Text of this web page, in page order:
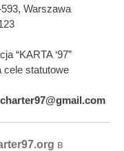
Warszawa
“KARTA ‘97”
cele statutowe
charter97@gmail.com
в